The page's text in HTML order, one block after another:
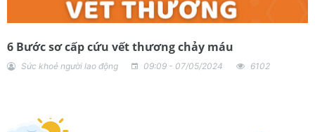
6 Bước sơ cấp cứu vết thương chảy máu
Sức khoẻ người lao động 09:09 - 07/05/2024 6102